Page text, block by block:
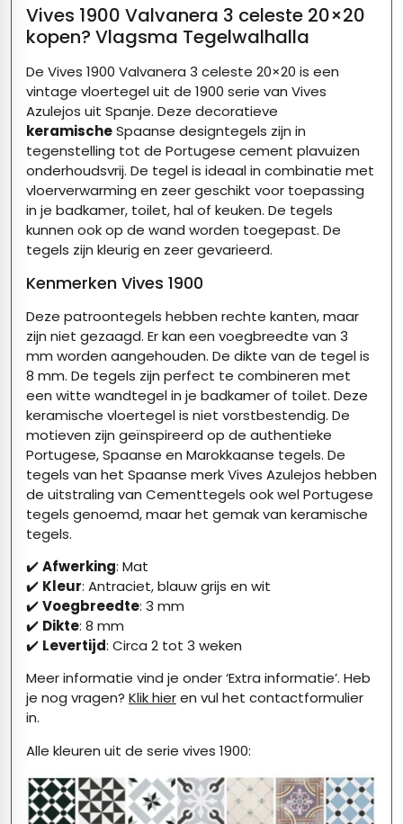
Vives 1900 Valvanera 3 celeste 20×20
kopen? Vlagsma Tegelwalhalla
De Vives 1900 Valvanera 3 celeste 20×20 is een
vintage vloertegel uit de 1900 serie van Vives
Azulejos uit Spanje. Deze decoratieve
keramischeSpaanse designtegels zijn in
tegenstelling tot de Portugese cement plavuizen
onderhoudsvrij. De tegel is ideaal in combinatie met
vloerverwarming en zeer geschikt voor toepassing
in je badkamer, toilet, hal of keuken. De tegels
kunnen ook op de wand worden toegepast. De
tegels zijn kleurig en zeer gevarieerd.
Kenmerken Vives 1900
Deze patroontegels hebben rechte kanten, maar
zijn niet gezaagd. Er kan een voegbreedte van 3
mm worden aangehouden. De dikte van de tegel is
8 mm. De tegels zijn perfect te combineren met
een witte wandtegel in je badkamer of toilet. Deze
keramische vloertegel is niet vorstbestendig. De
motieven zijn geïnspireerd op de authentieke
Portugese, Spaanse en Marokkaanse tegels. De
tegels van het Spaanse merk Vives Azulejos hebben
de uitstraling van Cementtegels ook wel Portugese
tegels genoemd, maar het gemak van keramische
tegels.
✔️Afwerking: Mat
✔️ Kleur: Antraciet, blauw grijs en wit
✔️Voegbreedte: 3 mm
✔️ Dikte: 8 mm
✔️ Levertijd: Circa 2 tot 3 weken
Meer informatie vind je onder ‘Extra informatie’. Heb
je nog vragen? Klik hieren vul het contactformulier
in.
Alle kleuren uit de serie vives 1900: